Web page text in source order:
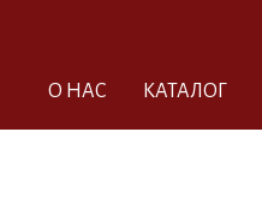
О НАС КАТАЛОГ